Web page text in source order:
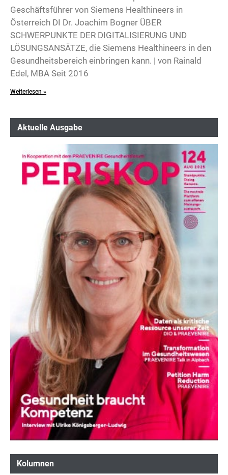
Geschäftsführer von Siemens Healthineers in
Österreich DI Dr. Joachim Bogner ÜBER
SCHWERPUNKTE DER DIGITALISIERUNG UND
LÖSUNGSANSÄTZE, die Siemens Healthineers in den
Gesundheitsbereich einbringen kann. | von Rainald
Edel, MBA Seit 2016
Weiterlesen »
Aktuelle Ausgabe
Kolumnen